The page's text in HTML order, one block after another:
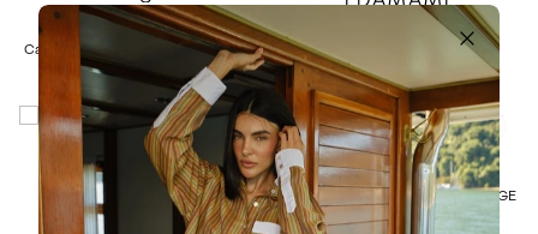
EDAMAMI
Calça Kind Velutini Edamami - BEGE
R$
Vestido Kind Mavie Edamami -
R$
EDAMAMI
Camisa Kind Mahot Edamami -
EDAMAMI
Camisa Kind Mahot Edamami - BEGE
R$ 00